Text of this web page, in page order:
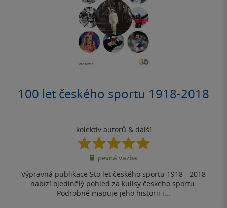
100 let českého sportu 1918-2018
kolektiv autorů & další
5.0
z
5
pevná vazba
Výpravná publikace Sto let českého sportu 1918 - 2018
nabízí ojedinělý pohled za kulisy českého sportu.
Podrobně mapuje jeho historii i...